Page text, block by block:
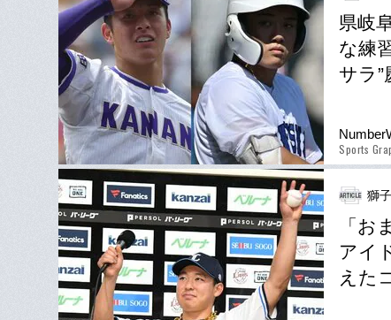
県岐
な練
サラ
Sports
獅
「お
アイ
えた